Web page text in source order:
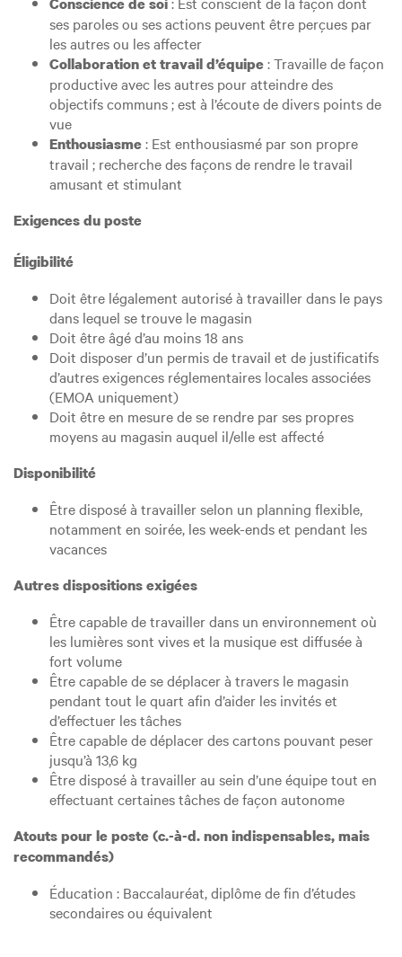
ses paroles ou ses actions peuvent être perçues par
les autres ou les affecter
Collaboration et travail d’équipe: Travaille de façon
productive avec les autres pour atteindre des
objectifs communs ; est à l’écoute de divers points de
vue
Enthousiasme: Est enthousiasmé par son propre
travail ; recherche des façons de rendre le travail
amusant et stimulant
Exigences du poste
Éligibilité
Doit être légalement autorisé à travailler dans le pays
dans lequel se trouve le magasin
Doit être âgé d’au moins 18 ans
Doit disposer d’un permis de travail et de justificatifs
d’autres exigences réglementaires locales associées
(EMOA uniquement)
Doit être en mesure de se rendre par ses propres
moyens au magasin auquel il/elle est affecté
Disponibilité
Être disposé à travailler selon un planning flexible,
notamment en soirée, les week-ends et pendant les
vacances
Autres dispositions exigées
Être capable de travailler dans un environnement où
les lumières sont vives et la musique est diffusée à
fort volume
Être capable de se déplacer à travers le magasin
pendant tout le quart afin d’aider les invités et
d’effectuer les tâches
Être capable de déplacer des cartons pouvant peser
jusqu’à 13,6 kg
Être disposé à travailler au sein d’une équipe tout en
effectuant certaines tâches de façon autonome
Atouts pour le poste (c.-à-d. non indispensables, mais
recommandés)
Éducation : Baccalauréat, diplôme de fin d’études
secondaires ou équivalent